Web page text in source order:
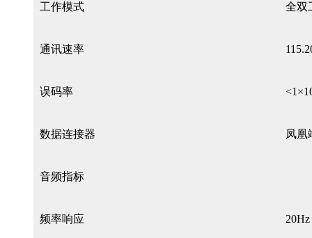
工作模式 全双
通讯速率
误码率
数据连接器 凤凰
音频指标
频率响应